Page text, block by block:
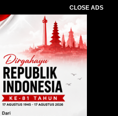
CLOSE ADS